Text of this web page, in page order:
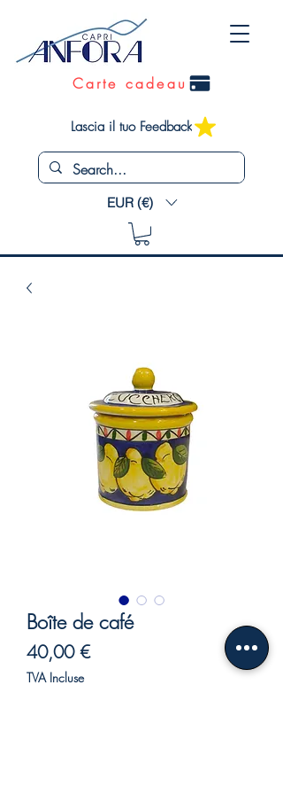
Carte cadeau
Lascia il tuo Feedback
EUR (€)
Boîte de café
40,00 €Prix
TVA Incluse